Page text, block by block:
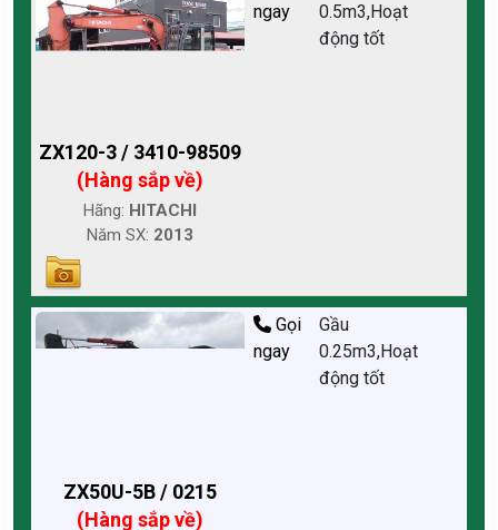
ZX120-3 / 3410-98509
(Hàng sắp về)
Hãng: HITACHI
Năm SX: 2013
ngay
0.5m3,Hoạt
động tốt
ZX50U-5B / 0215
(Hàng sắp về)
Gọi
ngay
Gầu
0.25m3,Hoạt
động tốt